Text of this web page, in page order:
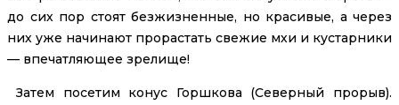
до сих пор стоят безжизненные, но красивые, а через
них уже начинают прорастать свежие мхи и кустарники
— впечатляющее зрелище!
Затем посетим конус Горшкова (Северный прорыв).